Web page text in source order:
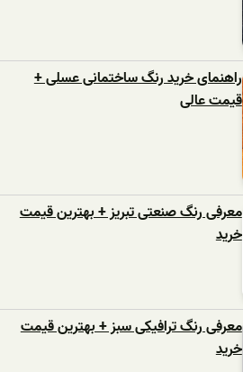
راهنمای خرید رنگ ساختمانی عسلی +
قیمت عالی
معرفی رنگ صنعتی تبریز + بهترین قیمت
خرید
معرفی رنگ ترافیکی سبز + بهترین قیمت
خرید